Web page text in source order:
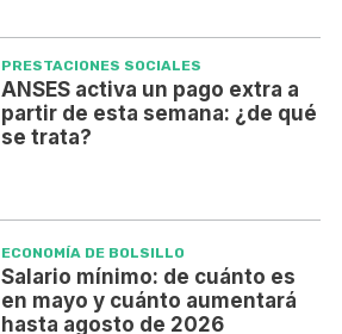
PRESTACIONES SOCIALES
ANSES activa un pago extra a
partir de esta semana: ¿de qué
se trata?
ECONOMÍA DE BOLSILLO
Salario mínimo: de cuánto es
en mayo y cuánto aumentará
hasta agosto de 2026